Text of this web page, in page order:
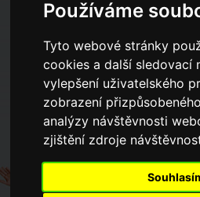
Používáme
Tyto webové stránky
cookies a další sledovací
vylepšení uživatelského
zobrazení
analýzy návštěvnosti
zjištění zdroje
Spádové
Koncepce
Dny